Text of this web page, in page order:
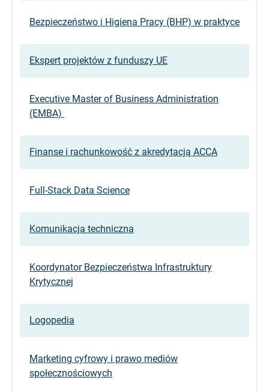
Bezpieczeństwo i Higiena Pracy (BHP) w praktyce
Ekspert projektów z funduszy UE
Executive Master of Business Administration
(EMBA)
Finanse i rachunkowość z akredytacją ACCA
Full-Stack Data Science
Komunikacja techniczna
Koordynator Bezpieczeństwa Infrastruktury
Krytycznej
Logopedia
Marketing cyfrowy i prawo mediów
społecznościowych